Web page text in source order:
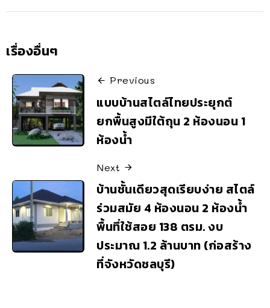
เรื่องอื่นๆ
Previous
แบบบ้านสไตล์ไทยประยุกต์
ยกพื้นสูงมีใต้ถุน 2 ห้องนอน 1
ห้องน้ำ
Next
บ้านชั้นเดียวสุดเรียบง่าย สไตล์
ร่วมสมัย 4 ห้องนอน 2 ห้องน้ำ
พื้นที่ใช้สอย 138 ตรม. งบ
ประมาณ 1.2 ล้านบาท (ก่อสร้าง
ที่จังหวัดชลบุรี)